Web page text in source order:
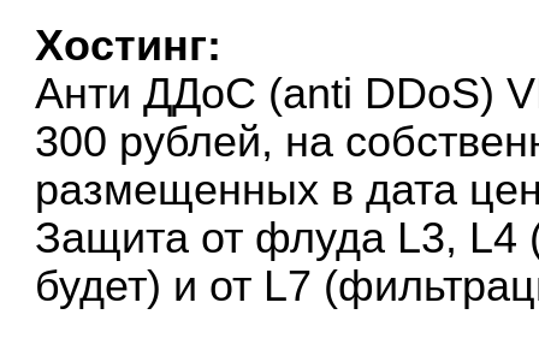
Хостинг:
Анти ДДоС (anti DDoS)
300 рублей, на
размещенных в дата
Защита от флуда L3, L4
будет) и от L7